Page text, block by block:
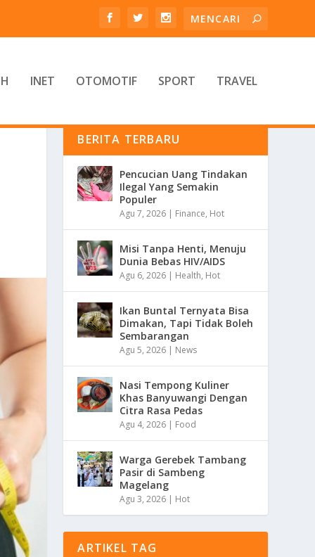
INET OTOMOTIF SPORT TRAVEL
BERITA TERBARU
Pencucian Uang Tindakan
Ilegal Yang Semakin
Populer
Agu 7, 2026 | Finance, Hot
Misi Tanpa Henti, Menuju
Dunia Bebas HIV/AIDS
Agu 6, 2026 | Health, Hot
Ikan Buntal Ternyata Bisa
Dimakan, Tapi Tidak Boleh
Sembarangan
Agu 5, 2026 | News
Nasi Tempong Kuliner
Khas Banyuwangi Dengan
Citra Rasa Pedas
Agu 4, 2026 | Food
Warga Gerebek Tambang
Pasir di Sambeng
Magelang
Agu 3, 2026 | Hot
ARTIKEL TAG